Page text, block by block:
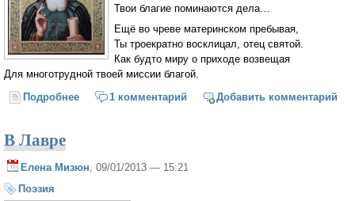
Твои благие поминаются дела…
Ещё во чреве материнском пребывая,
Ты троекратно восклицал, отец святой.
Как будто миру о приходе возвещая
Для многотрудной твоей миссии благой.
Подробнее о Житие преподобного Сергия Радонежского
1 комментарий Добавить комментарий
В Лавре
Елена Мизюн , 09/01/2013 — 15:21
Поэзия